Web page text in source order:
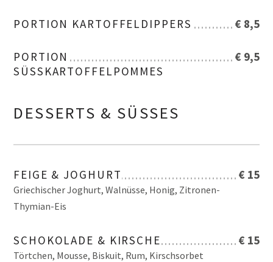
PORTION KARTOFFELDIPPERS € 8,5
PORTION
SÜSSKARTOFFELPOMMES
€ 9,5
DESSERTS & SÜSSES
FEIGE & JOGHURT
Griechischer Joghurt, Walnüsse, Honig, Zitronen-
Thymian-Eis
€ 15
SCHOKOLADE & KIRSCHE
Törtchen, Mousse, Biskuit, Rum, Kirschsorbet
€ 15